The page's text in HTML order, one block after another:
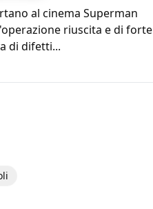
al cinema Superman
riuscita e di forte
di difetti...